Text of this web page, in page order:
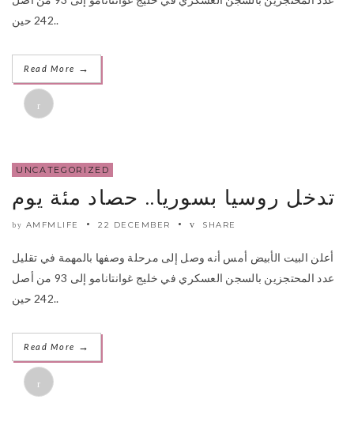
242 حين..
Read More →
UNCATEGORIZED
تدخل روسيا بسوريا.. حصاد مئة يوم
by AMFMLIFE 22 DECEMBER SHARE
أعلن البيت الأبيض أمس أنه وصل إلى مرحلة وصفها بالمهمة في تقليل
عدد المحتجزين بالسجن العسكري في خليج غوانتانامو إلى 93 من أصل
242 حين..
Read More →